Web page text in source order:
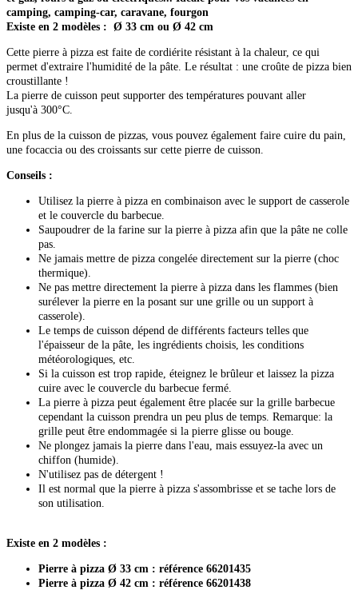
camping, camping-car, caravane, fourgon
Existe en 2 modèles : Ø 33 cm ou Ø 42 cm
Cette pierre à pizza est faite de cordiérite résistant à la chaleur, ce qui
permet d'extraire l'humidité de la pâte. Le résultat : une croûte de pizza bien
croustillante !
La pierre de cuisson peut supporter des températures pouvant aller
jusqu'à 300°C.
En plus de la cuisson de pizzas, vous pouvez également faire cuire du pain,
une focaccia ou des croissants sur cette pierre de cuisson.
Conseils :
Utilisez la pierre à pizza en combinaison avec le support de casserole
et le couvercle du barbecue.
Saupoudrer de la farine sur la pierre à pizza afin que la pâte ne colle
pas.
Ne jamais mettre de pizza congelée directement sur la pierre (choc
thermique).
Ne pas mettre directement la pierre à pizza dans les flammes (bien
surélever la pierre en la posant sur une grille ou un support à
casserole).
Le temps de cuisson dépend de différents facteurs telles que
l'épaisseur de la pâte, les ingrédients choisis, les conditions
météorologiques, etc.
Si la cuisson est trop rapide, éteignez le brûleur et laissez la pizza
cuire avec le couvercle du barbecue fermé.
La pierre à pizza peut également être placée sur la grille barbecue
cependant la cuisson prendra un peu plus de temps. Remarque: la
grille peut être endommagée si la pierre glisse ou bouge.
Ne plongez jamais la pierre dans l'eau, mais essuyez-la avec un
chiffon (humide).
N'utilisez pas de détergent !
Il est normal que la pierre à pizza s'assombrisse et se tache lors de
son utilisation.
Existe en 2 modèles :
Pierre à pizza Ø 33 cm : référence 66201435
Pierre à pizza Ø 42 cm : référence 66201438